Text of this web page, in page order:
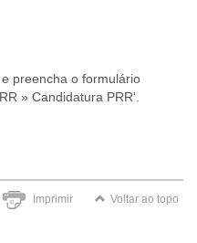
preencha o formulário
» Candidatura PRR'.
Imprimir Voltar ao topo